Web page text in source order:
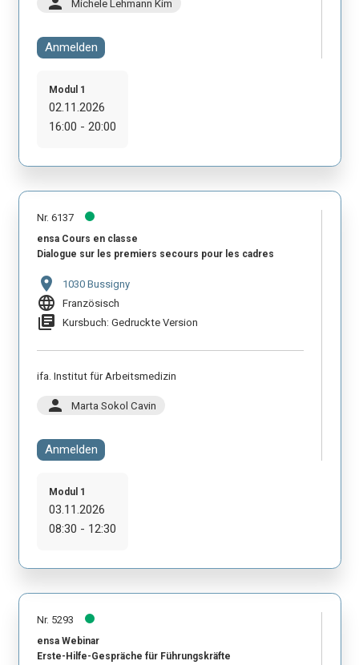
Michele Lehmann Kim
Anmelden
Modul 1
02.11.2026
16:00 - 20:00
Nr. 6137
ensa Cours en classe
Dialogue sur les premiers secours pour les cadres
location_on 1030 Bussigny
language Französisch
library_books Kursbuch: Gedruckte Version
ifa. Institut für Arbeitsmedizin
person Marta Sokol Cavin
Anmelden
Modul 1
03.11.2026
08:30 - 12:30
Nr. 5293
ensa Webinar
Erste-Hilfe-Gespräche für Führungskräfte